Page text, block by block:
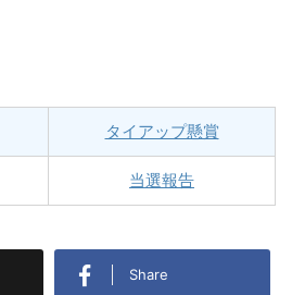
タイアップ懸賞
当選報告
Share